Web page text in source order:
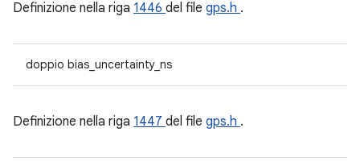
Definizione nella riga 1446 del file gps.h .
doppio bias_uncertainty_ns
Definizione nella riga 1447 del file gps.h .